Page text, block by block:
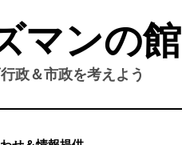
マンの館
政＆市政を考えよう